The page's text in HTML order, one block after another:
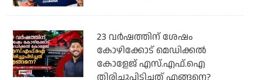
23 വർഷത്തിന് ശേഷം
കോഴിക്കോട് മെഡിക്കൽ
കോളേജ് എസ്.എഫ്.ഐ